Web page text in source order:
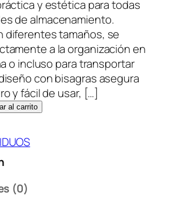
y estética para todas
de almacenamiento.
diferentes tamaños, se
a la organización en
o incluso para transportar
con bisagras asegura
y fácil de usar, […]
al carrito
(0)